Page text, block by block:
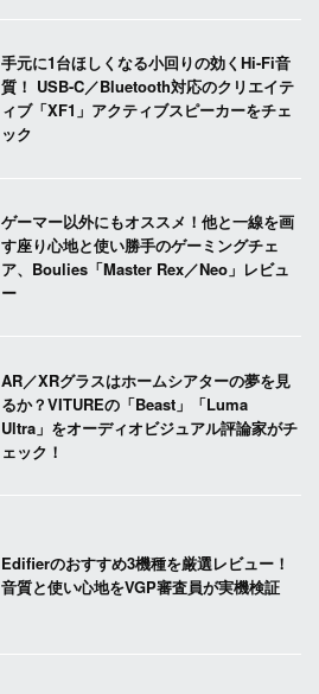
手元に1台ほしくなる小回りの効くHi-Fi音
質！ USB-C／Bluetooth対応のクリエイテ
ィブ「XF1」アクティブスピーカーをチェ
ック
ゲーマー以外にもオススメ！他と一線を画
す座り心地と使い勝手のゲーミングチェ
ア、Boulies「Master Rex／Neo」レビュ
ー
AR／XRグラスはホームシアターの夢を見
るか？VITUREの「Beast」「Luma
Ultra」をオーディオビジュアル評論家がチ
ェック！
Edifierのおすすめ3機種を厳選レビュー！
音質と使い心地をVGP審査員が実機検証